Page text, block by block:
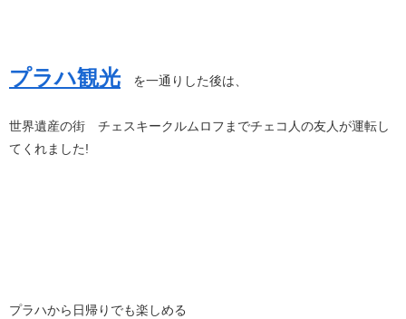
プラハ観光 を一通りした後は、
世界遺産の街 チェスキークルムロフまでチェコ人の友人が運転し
てくれました!
プラハから日帰りでも楽しめる